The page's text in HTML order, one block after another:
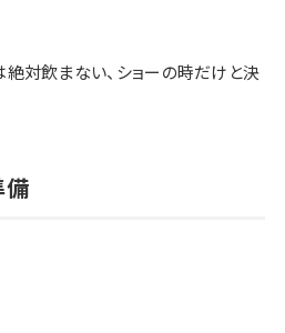
対飲まない、ショーの時だけと決
備